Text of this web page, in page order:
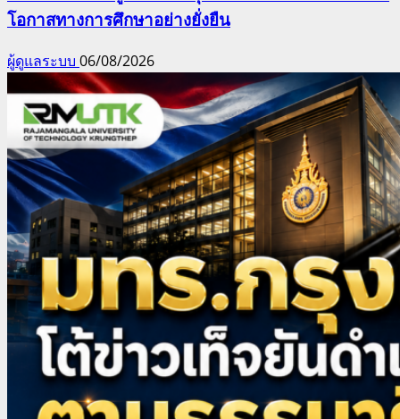
โอกาสทางการศึกษาอย่างยั่งยืน
ผู้ดูแลระบบ 06/08/2026